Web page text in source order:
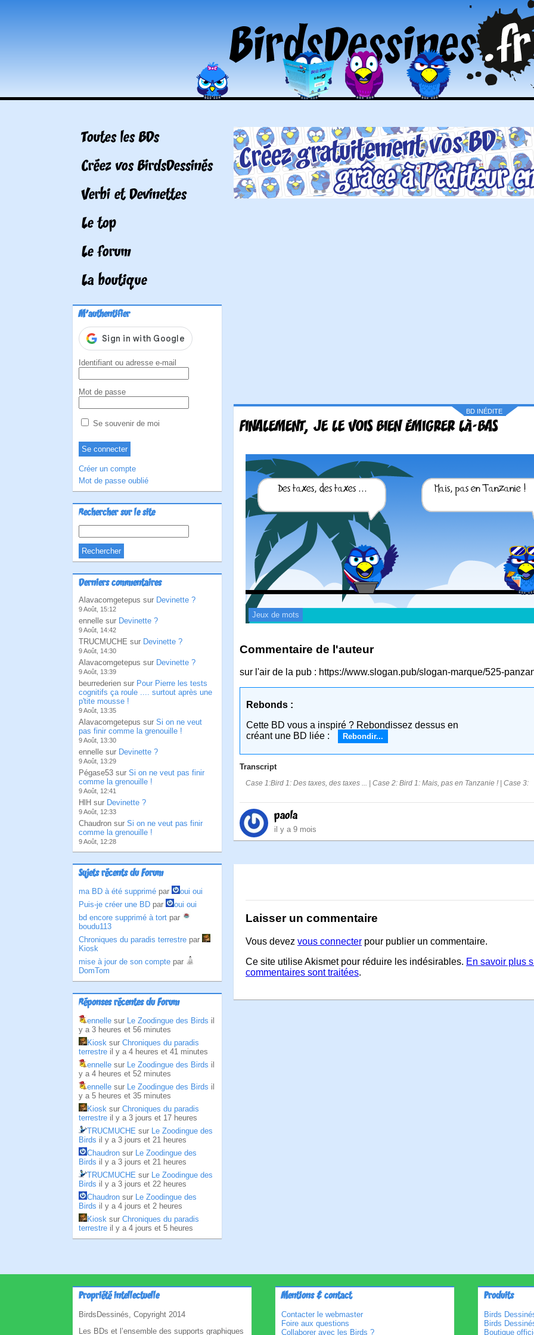
Toutes les BDs
Créez vos BirdsDessinés
Verbi et Devinettes
Le top
Le forum
La boutique
M'authentifier
Identifiant ou adresse e-mail
Mot de passe
Se souvenir de moi
Créer un compte
Mot de passe oublié
Rechercher sur le site
Derniers commentaires
Alavacomgetepus sur Devinette ?
9 Août, 15:12
ennelle sur Devinette ?
9 Août, 14:42
TRUCMUCHE sur Devinette ?
9 Août, 14:30
Alavacomgetepus sur Devinette ?
9 Août, 13:39
beurrederien sur Pour Pierre les tests
cognitifs ça roule .... surtout après une
p'tite mousse !
9 Août, 13:35
Alavacomgetepus sur Si on ne veut
pas finir comme la grenouille !
9 Août, 13:30
ennelle sur Devinette ?
9 Août, 13:29
Pégase53 sur Si on ne veut pas finir
comme la grenouille !
9 Août, 12:41
HlH sur Devinette ?
9 Août, 12:33
Chaudron sur Si on ne veut pas finir
comme la grenouille !
9 Août, 12:28
Sujets récents du Forum
ma BD à été supprimé par
oui oui
Puis-je créer une BD par
oui oui
bd encore supprimé à tort par
boudu113
Chroniques du paradis terrestre par
Kiosk
mise à jour de son compte par
DomTom
Réponses récentes du Forum
ennelle sur Le Zoodingue des Birds il
y a 3 heures et 56 minutes
Kiosk sur Chroniques du paradis
terrestre il y a 4 heures et 41 minutes
ennelle sur Le Zoodingue des Birds il
y a 4 heures et 52 minutes
ennelle sur Le Zoodingue des Birds il
y a 5 heures et 35 minutes
Kiosk sur Chroniques du paradis
terrestre il y a 3 jours et 17 heures
TRUCMUCHE sur Le Zoodingue des
Birds il y a 3 jours et 21 heures
Chaudron sur Le Zoodingue des
Birds il y a 3 jours et 21 heures
TRUCMUCHE sur Le Zoodingue des
Birds il y a 3 jours et 22 heures
Chaudron sur Le Zoodingue des
Birds il y a 4 jours et 2 heures
Kiosk sur Chroniques du paradis
terrestre il y a 4 jours et 5 heures
BD INÉDITE
FINALEMENT, JE LE VOIS BIEN ÉMIGRER LÀ-BAS
Jeux de mots
Commentaire de l'auteur
sur l'air de la pub : https://www.slogan.pub/slogan-marque/525-
Rebonds :
Cette BD vous a inspiré ? Rebondissez dessus en
créant une BD liée :
Rebondir...
Transcript
Case 1:Bird 1: Des taxes, des taxes ... | Case 2: Bird 1: Mais, pas en Tanzanie ! | Case 3:
paola
il y a 9 mois
Laisser un commentaire
Vous devez vous connecter pour publier un commentaire.
Ce site utilise Akismet pour réduire les indésirables. En savoir plus
commentaires sont traitées.
Propriété intellectuelle
BirdsDessinés, Copyright 2014
Les BDs et l’ensemble des supports graphiques
Mentions & contact
Contacter le webmaster
Foire aux questions
Collaborer avec les Birds ?
Produits
Birds
Birds
Boutique